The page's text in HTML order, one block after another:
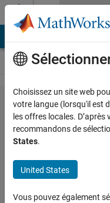
Passer au contenu
Problem
55490.
Rotation
Matrix
to Euler
Angles
Choisissez un site web
votre langue (lorsqu'il est
les offres locales.
recommandons de
States.
United States
Vous pouvez également